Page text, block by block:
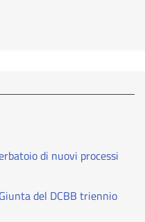
di nuovi processi
del DCBB triennio